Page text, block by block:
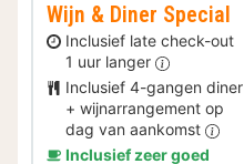
Wijn & Diner Special
Inclusief late check-out
1 uur langer
Inclusief 4-gangen diner
+ wijnarrangement op
dag van aankomst
Inclusief zeer goed